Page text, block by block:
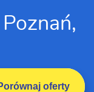
oferty